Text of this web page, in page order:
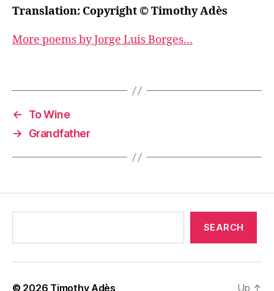
Translation: Copyright © Timothy Adès
More poems by Jorge Luis Borges...
←
To Wine
→
Grandfather
SEARCH
© 2026 Timothy Adès Up ↑